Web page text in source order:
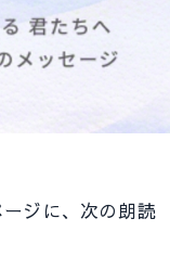
ジに、次の朗読